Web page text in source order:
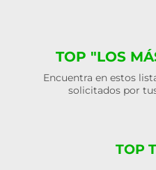
TOP "LOS
Encuentra en estos
solicitados por
TOP